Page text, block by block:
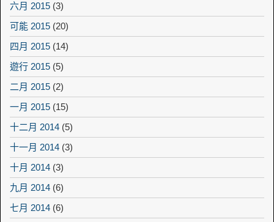
六月 2015 (3)
可能 2015 (20)
四月 2015 (14)
遊行 2015 (5)
二月 2015 (2)
一月 2015 (15)
十二月 2014 (5)
十一月 2014 (3)
十月 2014 (3)
九月 2014 (6)
七月 2014 (6)